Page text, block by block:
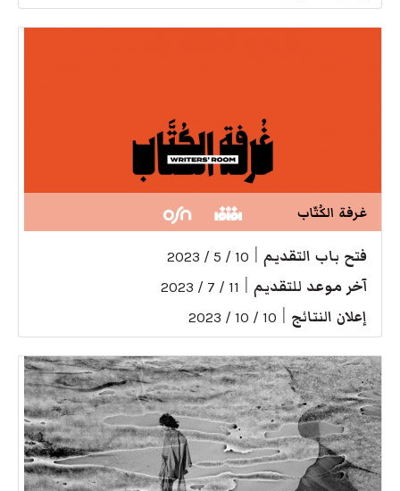
غرفة الكُتّاب
فتح باب التقديم 10 / 5 / 2023
آخر موعد للتقديم 11 / 7 / 2023
إعلان النتائج 10 / 10 / 2023